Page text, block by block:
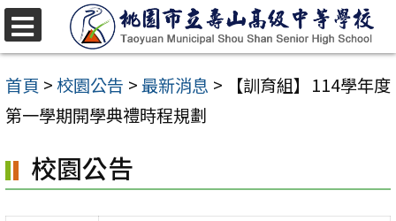
跳
至
主
要
容
區
首頁 >校園公告 >最新消息 >
【訓育組】114學年度
第一學期開學典禮時程規劃
校園公告
選
單